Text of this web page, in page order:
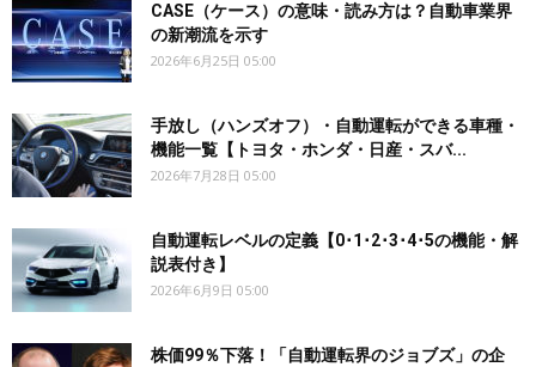
CASE（ケース）の意味・読み方は？自動車業界
の新潮流を示す
2026年6月25日 05:00
手放し（ハンズオフ）・自動運転ができる車種・
機能一覧【トヨタ・ホンダ・日産・スバ...
2026年7月28日 05:00
自動運転レベルの定義【0･1･2･3･4･5の機能・解
説表付き】
2026年6月9日 05:00
株価99％下落！「自動運転界のジョブズ」の企